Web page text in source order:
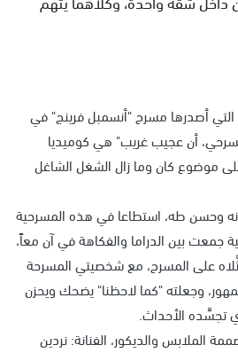
التي أصدرها مسرح "أنسمبل فرينج" في
أن عجيب غريب" هي كوميديا
موضوع كان وما زال الشغل الشاغل
وحسن طه، استطاعا في هذه المسرحية
جمعت بين الدراما والفكاهة في آن معاً،
على المسرح، مع شخصيتي المسرحة
وجعلته "كما لاحظنا" يضحك ويحزن
تجسِّده الأحداث.
الملابس والديكور، الفنانة: نردين